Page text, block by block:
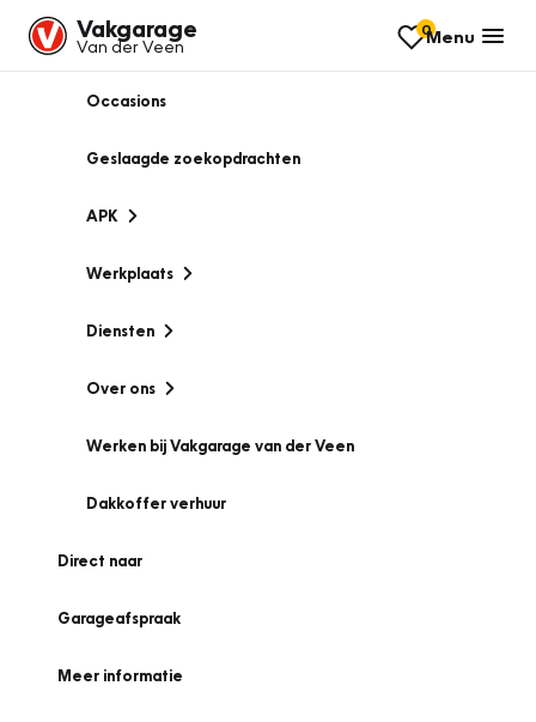
Vakgarage
Van der Veen
0Menu
Occasions
Geslaagde zoekopdrachten
APK
Werkplaats
Diensten
Over ons
Werken bij Vakgarage van der Veen
Dakkoffer verhuur
Direct naar
Garageafspraak
Meer informatie